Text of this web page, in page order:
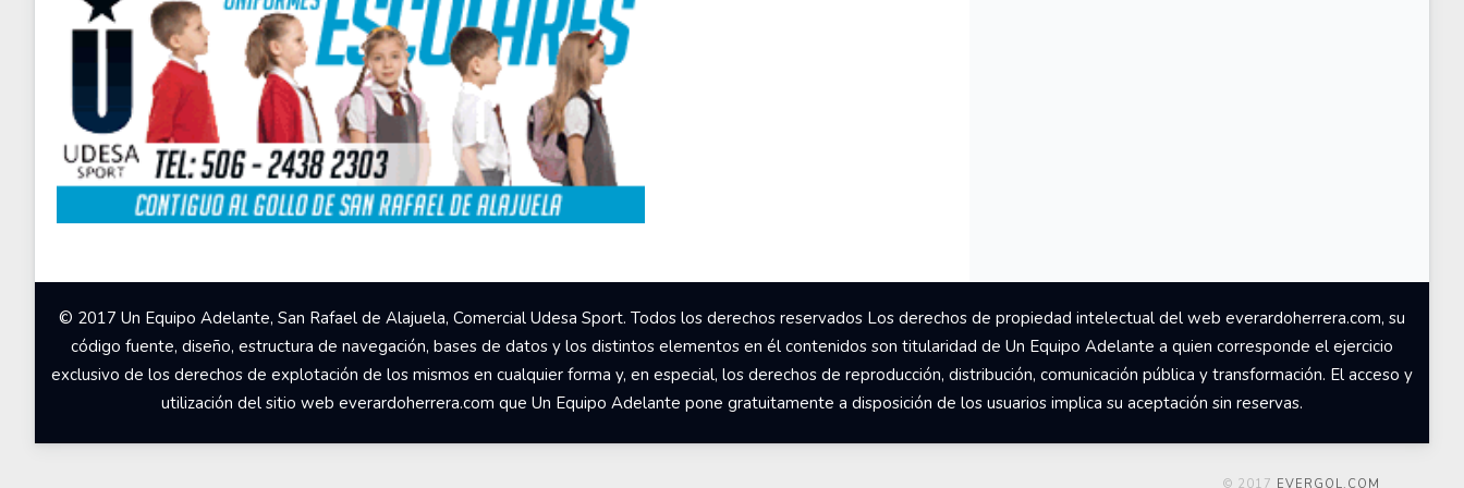
© 2017 Un Equipo Adelante, San Rafael de Alajuela, Comercial Udesa Sport. Todos los derechos reservados Los derechos de propiedad intelectual del web everardoherrera.com, su
código fuente, diseño, estructura de navegación, bases de datos y los distintos elementos en él contenidos son titularidad de Un Equipo Adelante a quien corresponde el ejercicio
exclusivo de los derechos de explotación de los mismos en cualquier forma y, en especial, los derechos de reproducción, distribución, comunicación pública y transformación. El acceso y
utilización del sitio web everardoherrera.com que Un Equipo Adelante pone gratuitamente a disposición de los usuarios implica su aceptación sin reservas.
© 2017 EVERGOL.COM